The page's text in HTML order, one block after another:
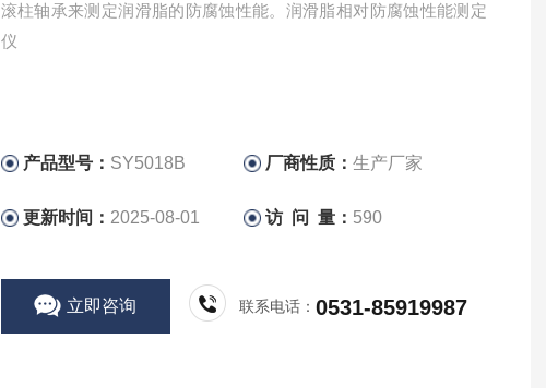
滚柱轴承来测定润滑脂的防腐蚀性能。润滑脂相对防腐蚀性能测定
仪
产品型号： SY5018B 厂商性质：生产厂家
更新时间： 2025-08-01 访 问 量： 590
立即咨询 联系电话：0531-85919987